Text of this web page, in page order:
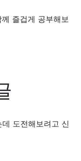
즐겁게 공부해보
도전해보려고 신